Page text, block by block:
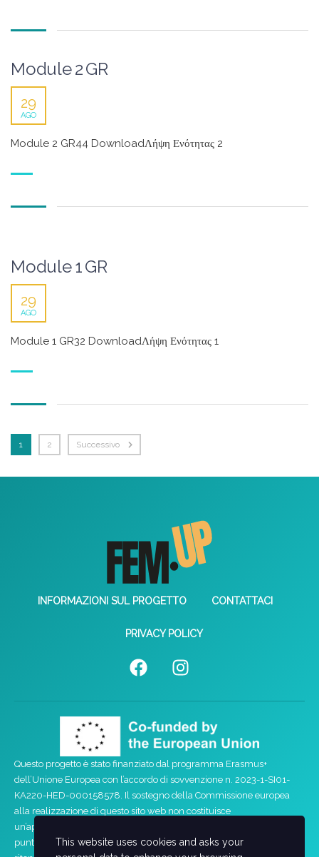
Module 2 GR
29
AGO
Module 2 GR44 DownloadΛήψη Ενότητας 2
Module 1 GR
29
AGO
Module 1 GR32 DownloadΛήψη Ενότητας 1
1 2 Successivo
INFORMAZIONI SUL PROGETTO CONTATTACI
PRIVACY POLICY
Questo progetto è stato finanziato dal programma Erasmus+
dell’Unione Europea con l’accordo di sovvenzione n. 2023-1-SI01-
KA220-HED-000158578. Il sostegno della Commissione europea
alla realizzazione di questo sito web non costituisce
un’approvazione dei contenuti, che riflettono esclusivamente il
punto di vista degli autori, e la Commissione non può essere
This website uses cookies and asks your